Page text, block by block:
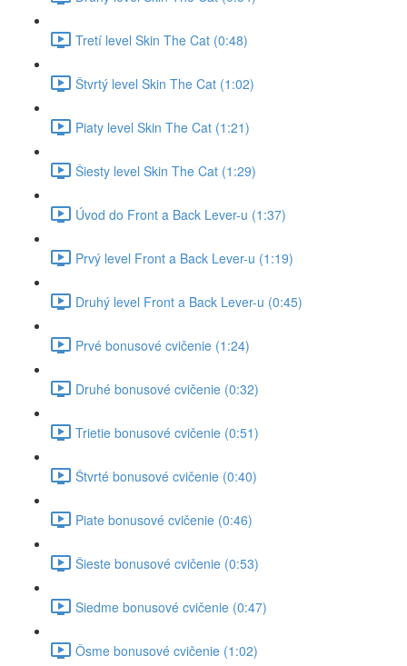
Tretí level Skin The Cat (0:48)
Štvrtý level Skin The Cat (1:02)
Piaty level Skin The Cat (1:21)
Šiesty level Skin The Cat (1:29)
Úvod do Front a Back Lever-u (1:37)
Prvý level Front a Back Lever-u (1:19)
Druhý level Front a Back Lever-u (0:45)
Prvé bonusové cvičenie (1:24)
Druhé bonusové cvičenie (0:32)
Trietie bonusové cvičenie (0:51)
Štvrté bonusové cvičenie (0:40)
Piate bonusové cvičenie (0:46)
Šieste bonusové cvičenie (0:53)
Siedme bonusové cvičenie (0:47)
Ôsme bonusové cvičenie (1:02)